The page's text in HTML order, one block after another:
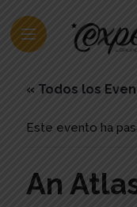
« Todos los
Este evento ha
An